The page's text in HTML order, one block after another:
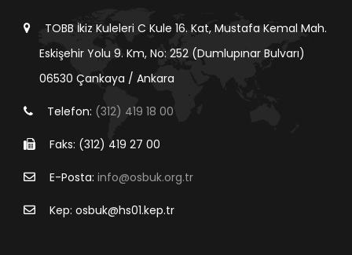
TOBB İkiz Kuleleri C Kule 16. Kat, Mustafa Kemal Mah.
Eskişehir Yolu 9. Km, No: 252 (Dumlupınar Bulvarı)
06530 Çankaya / Ankara
Telefon: (312) 419 18 00
Faks: (312) 419 27 00
E-Posta: info@osbuk.org.tr
Kep: osbuk@hs01.kep.tr